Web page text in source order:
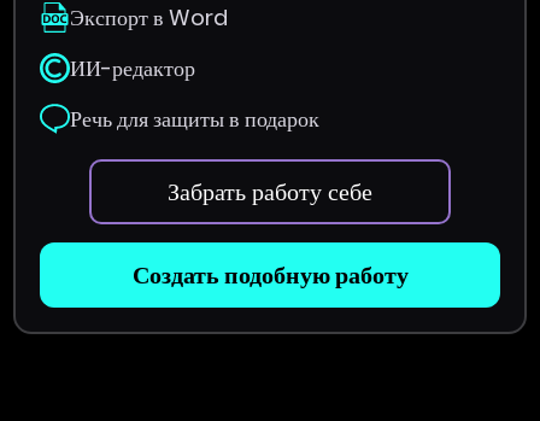
Экспорт в Word
ИИ-редактор
Речь для защиты в подарок
Забрать работу себе
Создать подобную работу